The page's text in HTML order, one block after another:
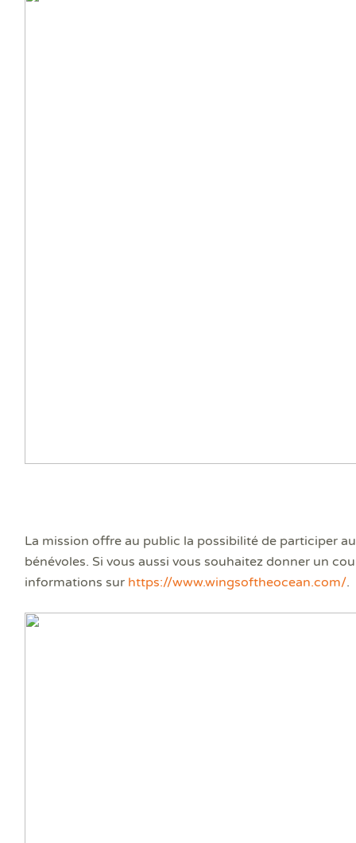
La mission offre au public la possibilité de participer
bénévoles. Si vous aussi vous souhaitez donner un
informations sur https://www.wingsoftheocean.com/.